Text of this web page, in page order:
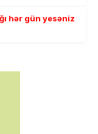
hər gün yesəniz